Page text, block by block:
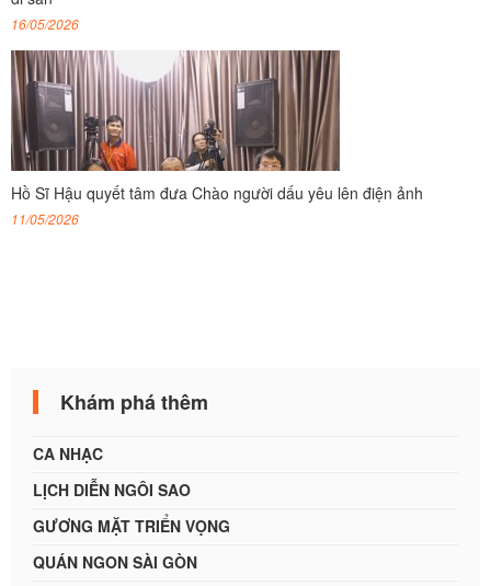
16/05/2026
Hồ Sĩ Hậu quyết tâm đưa Chào người dấu yêu lên điện ảnh
11/05/2026
Khám phá thêm
CA NHẠC
LỊCH DIỄN NGÔI SAO
GƯƠNG MẶT TRIỂN VỌNG
QUÁN NGON SÀI GÒN